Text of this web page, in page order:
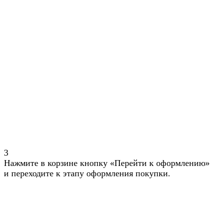
3
Нажмите в корзине кнопку «Перейти к оформлению»
и переходите к этапу оформления покупки.